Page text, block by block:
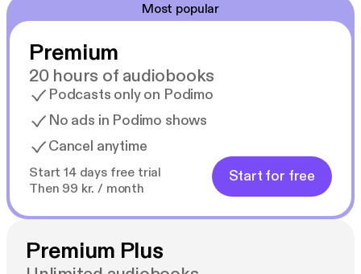
Most popular
Premium
20 hours of audiobooks
Podcasts only on Podimo
No ads in Podimo shows
Cancel anytime
Start 14 days free trial
Then 99 kr. / month
Start for free
Premium Plus